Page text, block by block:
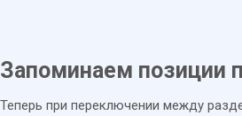
Запоминаем позиции
Теперь при переключении между